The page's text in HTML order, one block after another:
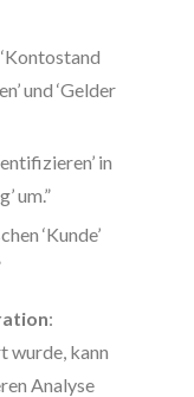
und ‘Gelder
in
um.”
‘Kunde’
:
wurde, kann
Analyse